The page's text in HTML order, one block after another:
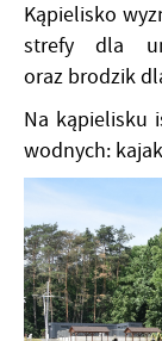
Kąpielisko
strefy dla
oraz brodzik
Na kąpielisku
wodnych: